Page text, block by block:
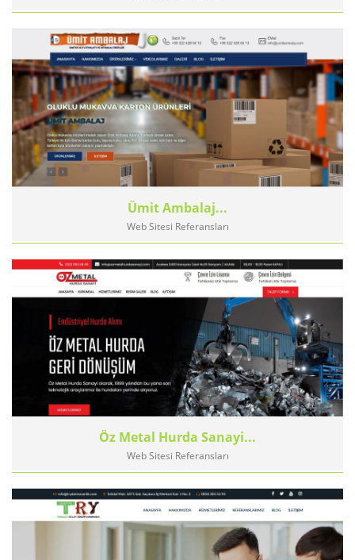
Ümit Ambalaj...
Web Sitesi Referansları
Öz Metal Hurda Sanayi...
Web Sitesi Referansları